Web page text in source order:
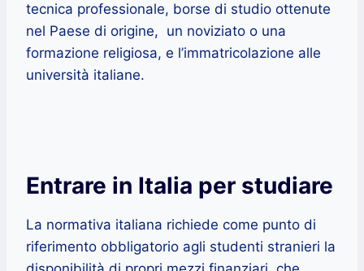
tecnica professionale, borse di studio ottenute
nel Paese di origine, un noviziato o una
formazione religiosa, e l’immatricolazione alle
università italiane.
Entrare in Italia per studiare
La normativa italiana richiede come punto di
riferimento obbligatorio agli studenti stranieri la